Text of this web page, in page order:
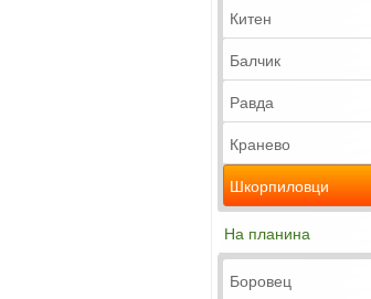
Китен
Балчик
Равда
Кранево
Шкорпиловци
На планина
Боровец